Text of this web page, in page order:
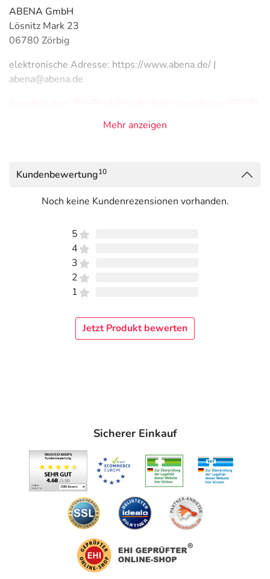
ABENA GmbH
Lösnitz Mark 23
06780 Zörbig
elektronische Adresse: https://www.abena.de/ |
abena@abena.de
Mehr anzeigen
Kundenbewertung10
Noch keine Kundenrezensionen vorhanden.
5
4
3
2
1
Jetzt Produkt bewerten
Sicherer Einkauf